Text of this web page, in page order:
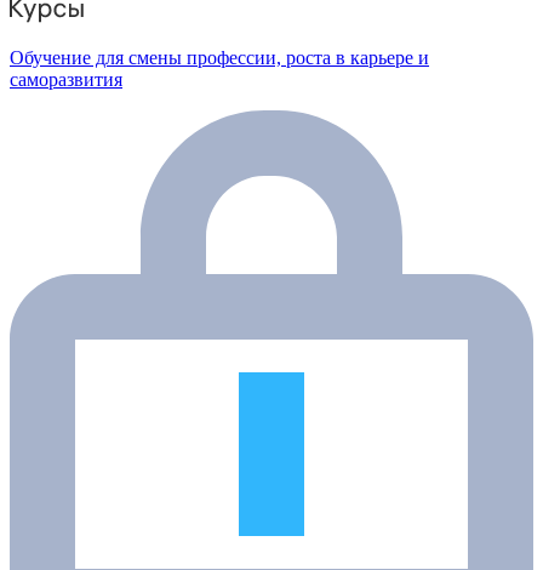
Обучение для смены профессии, роста в карьере и
саморазвития